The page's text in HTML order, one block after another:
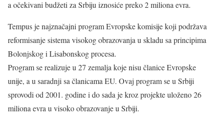
a očekivani budžeti za Srbiju iznosiće preko 2 miliona evra.
Tempus je najznačajni program Evropske komisije koji podržava
reformisanje sistema visokog obrazovanja u skladu sa principima
Bolonjskog i Lisabonskog procesa.
Program se realizuje u 27 zemalja koje nisu članice Evropske
unije, a u saradnji sa članicama EU. Ovaj program se u Srbiji
sprovodi od 2001. godine i do sada je kroz projekte uloženo 26
miliona evra u visoko obrazovanje u Srbiji.